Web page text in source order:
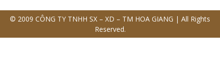
© 2009 CÔNG TY TNHH SX – XD – TM HOA GIANG | All Rights
Reserved.